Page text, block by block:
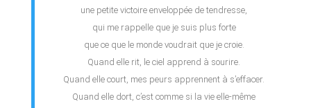
une petite victoire enveloppée de tendresse,
qui me rappelle que je suis plus forte
que ce que le monde voudrait que je croie.
Quand elle rit, le ciel apprend à sourire.
Quand elle court, mes peurs apprennent à s’effacer.
Quand elle dort, c’est comme si la vie elle-même